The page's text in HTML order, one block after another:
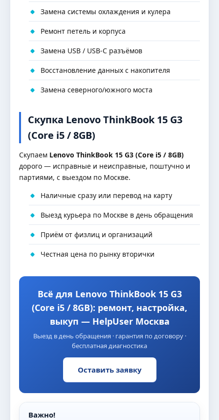
Замена системы охлаждения и кулера
Ремонт петель и корпуса
Замена USB / USB-C разъёмов
Восстановление данных с накопителя
Замена северного/южного моста
Скупка Lenovo ThinkBook 15 G3
(Core i5 / 8GB)
Скупаем Lenovo ThinkBook 15 G3 (Core i5 / 8GB)
дорого — исправные и неисправные, поштучно и
партиями, с выездом по Москве.
Наличные сразу или перевод на карту
Выезд курьера по Москве в день обращения
Приём от физлиц и организаций
Честная цена по рынку вторички
Всё для Lenovo ThinkBook 15 G3
(Core i5 / 8GB): ремонт, настройка,
выкуп — HelpUser Москва
Выезд в день обращения · гарантия по договору ·
бесплатная диагностика
Оставить заявку
Важно!